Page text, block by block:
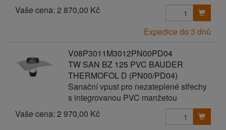
Vaše cena: 2 870,00 Kč
Expedice do 3 dnů
V08P3011M3012PN00PD04
TW SAN BZ 125 PVC BAUDER
THERMOFOL D (PN00/PD04)
Sanační vpust pro nezateplené střechy
s integrovanou PVC manžetou
Vaše cena: 2 970,00 Kč